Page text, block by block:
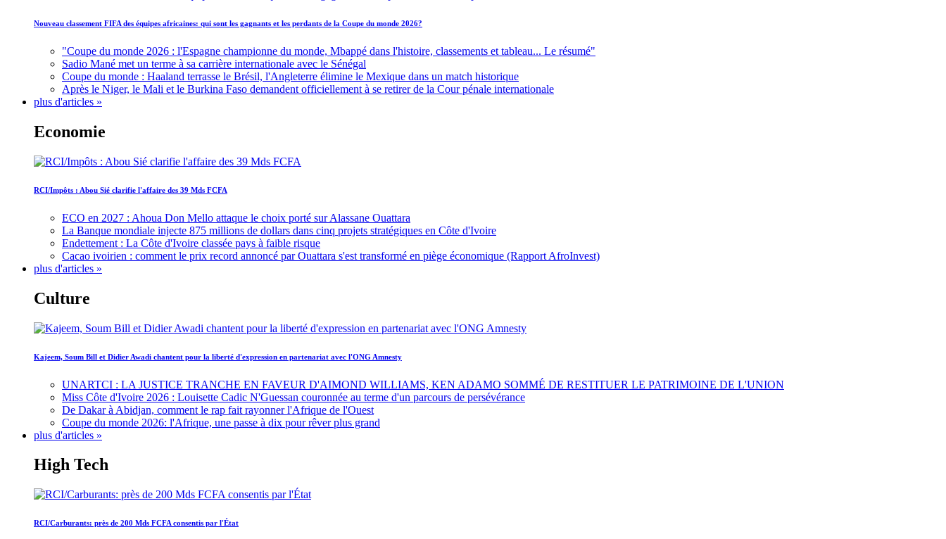
Nouveau classement FIFA des équipes africaines: qui sont les gagnants et les perdants de la Coupe du monde 2026?
"Coupe du monde 2026 : l'Espagne championne du monde, Mbappé dans l'histoire, classements et tableau... Le résumé"
Sadio Mané met un terme à sa carrière internationale avec le Sénégal
Coupe du monde : Haaland terrasse le Brésil, l'Angleterre élimine le Mexique dans un match historique
Après le Niger, le Mali et le Burkina Faso demandent officiellement à se retirer de la Cour pénale internationale
plus d'articles »
Economie
RCI/Impôts : Abou Sié clarifie l'affaire des 39 Mds FCFA
ECO en 2027 : Ahoua Don Mello attaque le choix porté sur Alassane Ouattara
La Banque mondiale injecte 875 millions de dollars dans cinq projets stratégiques en Côte d'Ivoire
Endettement : La Côte d'Ivoire classée pays à faible risque
Cacao ivoirien : comment le prix record annoncé par Ouattara s'est transformé en piège économique (Rapport AfroInvest)
plus d'articles »
Culture
Kajeem, Soum Bill et Didier Awadi chantent pour la liberté d'expression en partenariat avec l'ONG Amnesty
UNARTCI : LA JUSTICE TRANCHE EN FAVEUR D'AIMOND WILLIAMS, KEN ADAMO SOMMÉ DE RESTITUER LE PATRIMOINE DE L'UNION
Miss Côte d'Ivoire 2026 : Louisette Cadic N'Guessan couronnée au terme d'un parcours de persévérance
De Dakar à Abidjan, comment le rap fait rayonner l'Afrique de l'Ouest
Coupe du monde 2026: l'Afrique, une passe à dix pour rêver plus grand
plus d'articles »
High Tech
RCI/Carburants: près de 200 Mds FCFA consentis par l'État